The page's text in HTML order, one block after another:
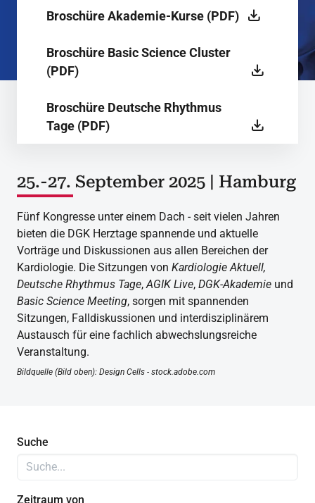
Broschüre Akademie-Kurse (PDF)
Broschüre Basic Science Cluster
(PDF)
Broschüre Deutsche Rhythmus
Tage (PDF)
25.-27. September 2025 | Hamburg
Fünf Kongresse unter einem Dach - seit vielen Jahren
bieten die DGK Herztage spannende und aktuelle
Vorträge und Diskussionen aus allen Bereichen der
Kardiologie. Die Sitzungen von Kardiologie Aktuell,
Deutsche Rhythmus Tage,AGIK Live, DGK-Akademie und
Basic Science Meeting, sorgen mit spannenden
Sitzungen, Falldiskussionen und interdisziplinärem
Austausch für eine fachlich abwechslungsreiche
Veranstaltung.
Bildquelle (Bild oben): Design Cells - stock.adobe.com
Suche
Zeitraum von